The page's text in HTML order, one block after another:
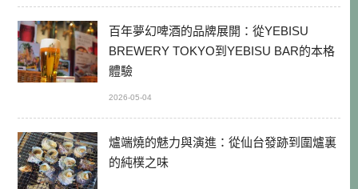
百年夢幻啤酒的品牌展開：從YEBISU
BREWERY TOKYO到YEBISU BAR的本格
體驗
2026-05-04
爐端燒的魅力與演進：從仙台發跡到圍爐裏
的純樸之味